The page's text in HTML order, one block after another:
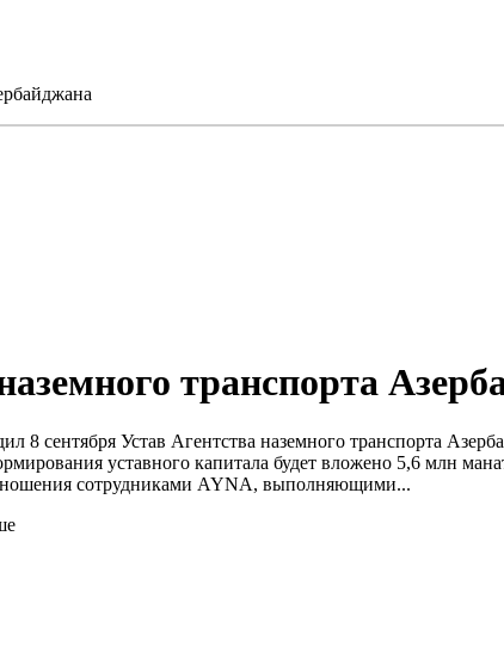
транспорта
8 сентября Устав Агентства наземного транспорта
уставного капитала будет вложено 5,6 млн
ношения сотрудниками AYNA, выполняющими...